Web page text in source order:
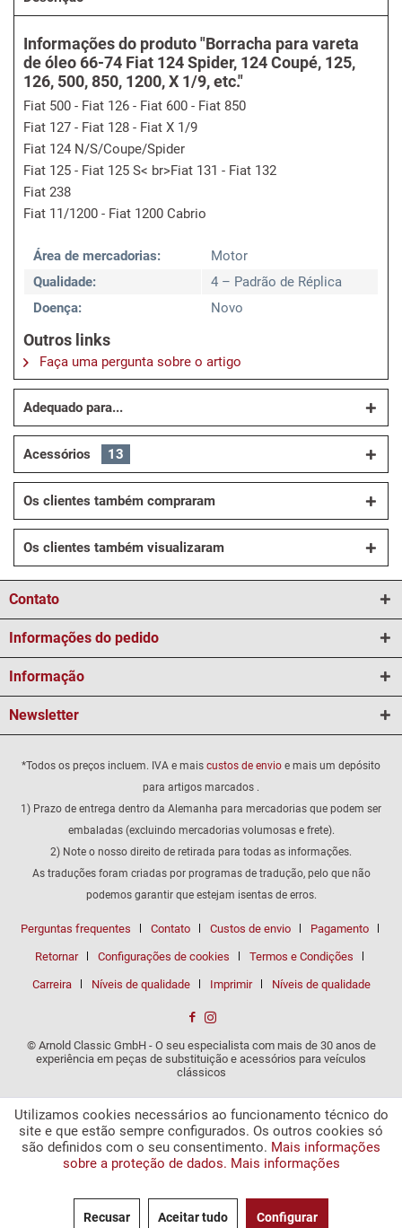
Informações do produto "Borracha para vareta
de óleo 66-74 Fiat 124 Spider, 124 Coupé, 125,
126, 500, 850, 1200, X 1/9, etc."
Fiat 500 - Fiat 126 - Fiat 600 - Fiat 850
Fiat 127 - Fiat 128 - Fiat X 1/9
Fiat 124 N/S/Coupe/Spider
Fiat 125 - Fiat 125 S< br>Fiat 131 - Fiat 132
Fiat 238
Fiat 11/1200 - Fiat 1200 Cabrio
Área de mercadorias:
Motor
Qualidade:
4 – Padrão de Réplica
Doença:
Novo
Outros links
Faça uma pergunta sobre o artigo
Adequado para...
Acessórios 13
Os clientes também compraram
Os clientes também visualizaram
Contato
Informações do pedido
Informação
Newsletter
*Todos os preços incluem. IVA e mais custos de envio e mais um depósito
para artigos marcados .
1) Prazo de entrega dentro da Alemanha para mercadorias que podem ser
embaladas (excluindo mercadorias volumosas e frete).
2) Note o nosso direito de retirada para todas as informações.
As traduções foram criadas por programas de tradução, pelo que não
podemos garantir que estejam isentas de erros.
Perguntas frequentes Contato Custos de envio Pagamento
Retornar Configurações de cookies Termos e Condições
Carreira Níveis de qualidade Imprimir Níveis de qualidade
© Arnold Classic GmbH - O seu especialista com mais de 30 anos de
experiência em peças de substituição e acessórios para veículos
clássicos
Utilizamos cookies necessários ao funcionamento técnico do
site e que estão sempre configurados. Os outros cookies só
são definidos com o seu consentimento. Mais informações
sobre a proteção de dados. Mais informações
Recusar Aceitar tudo Configurar